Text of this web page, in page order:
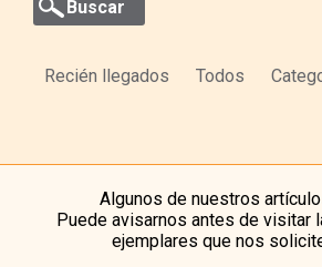
Recién llegados Todos
Algunos de nuestros
Puede avisarnos antes de visitar
ejemplares que nos